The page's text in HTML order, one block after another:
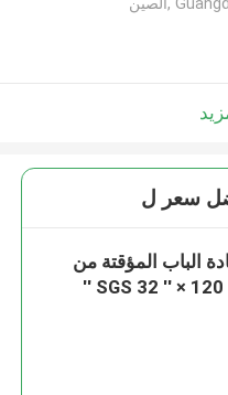
سعر ل
الباب المؤقتة من